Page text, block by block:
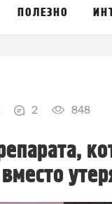
ПОЛЕЗНО
2 848